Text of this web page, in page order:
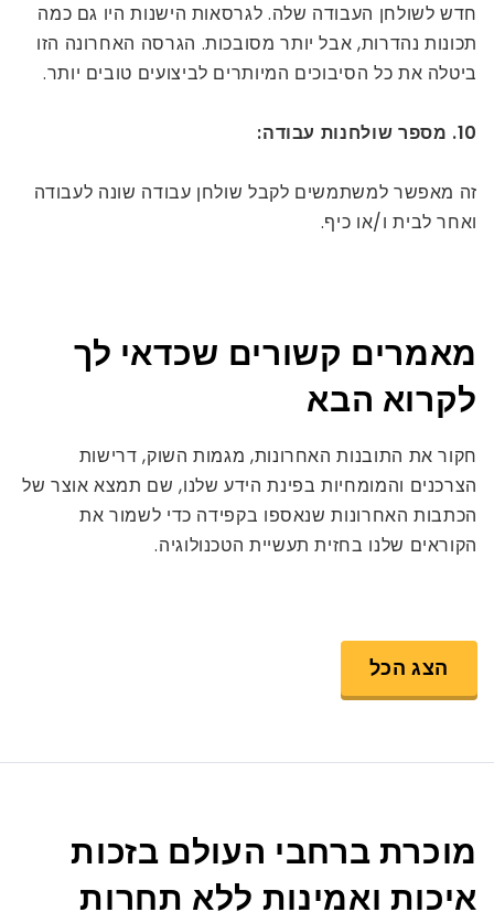
חדש לשולחן העבודה שלה. לגרסאות הישנות היו גם כמה
תכונות נהדרות, אבל יותר מסובכות. הגרסה האחרונה הזו
ביטלה את כל הסיבוכים המיותרים לביצועים טובים יותר.
10. מספר שולחנות עבודה:
זה מאפשר למשתמשים לקבל שולחן עבודה שונה לעבודה
ואחר לבית ו/או כיף.
מאמרים קשורים שכדאי לך
לקרוא הבא
חקור את התובנות האחרונות, מגמות השוק, דרישות
הצרכנים והמומחיות בפינת הידע שלנו, שם תמצא אוצר של
הכתבות האחרונות שנאספו בקפידה כדי לשמור את
הקוראים שלנו בחזית תעשיית הטכנולוגיה.
הצג הכל
מוכרת ברחבי העולם בזכות
איכות ואמינות ללא תחרות